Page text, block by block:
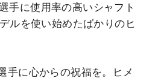
手に使用率の高いシャフト
ルを使い始めたばかりのヒ
手に心からの祝福を。ヒメ